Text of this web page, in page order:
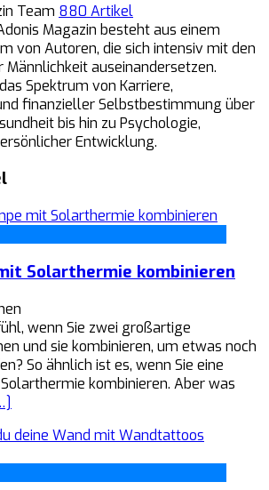
Team 880 Artikel
Magazin besteht aus einem
von Autoren, die sich intensiv mit den
auseinandersetzen.
Spektrum von Karriere,
finanzieller Selbstbestimmung über
bis hin zu Psychologie,
Entwicklung.
Solarthermie kombinieren
wenn Sie zwei großartige
und sie kombinieren, um etwas noch
So ähnlich ist es, wenn Sie eine
kombinieren. Aber was